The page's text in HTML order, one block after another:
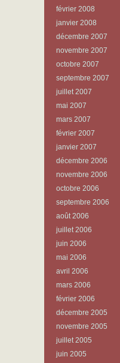
février 2008
janvier 2008
décembre 2007
novembre 2007
octobre 2007
septembre 2007
juillet 2007
mai 2007
mars 2007
février 2007
janvier 2007
décembre 2006
novembre 2006
octobre 2006
septembre 2006
août 2006
juillet 2006
juin 2006
mai 2006
avril 2006
mars 2006
février 2006
décembre 2005
novembre 2005
juillet 2005
juin 2005